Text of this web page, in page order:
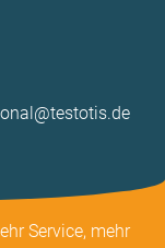
Service, mehr